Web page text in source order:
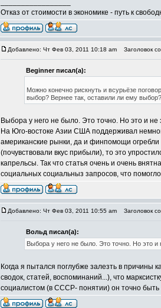
Отказ от стоимости в экономике - путь к
Добавлено: Чт Фев 03, 2011 10:18 am Заголовок
Beginner писал(а):
Можно конечно рискнуть и всурьёзе
выбор? Вернее так, оставили ли ему
Выбора у него не было. Это точно. Но это и
На Юго-востоке Азии США поддерживал
американские рынки, да и финпомощи
(почувствовали вкус прибыли), то это
капрельсы. Так что статья очень и очень
социальных социальныз запросов, что
Добавлено: Чт Фев 03, 2011 10:55 am Заголовок
Вольд писал(а):
Выбора у него не было. Это точно. Но это
Когда я пытался поглубже залезть в причины
сводок, статей, воспоминаний...), что
социалистом (в СССР- понятии) он точно